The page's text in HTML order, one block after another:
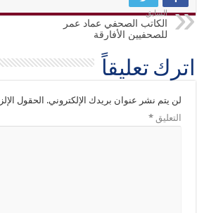
السابق
الكاتب الصحفي عماد عمر
للصحفيين الأفارقة
اترك تعليقاً
لن يتم نشر عنوان بريدك الإلكتروني. الحقول
التعليق*